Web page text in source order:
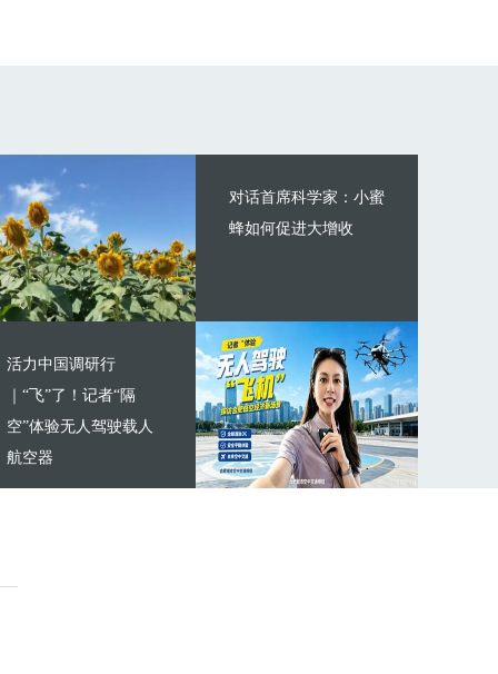
对话首席科学家：小蜜
蜂如何促进大增收
活力中国调研行
｜“飞”了！记者“隔
空”体验无人驾驶载人
航空器